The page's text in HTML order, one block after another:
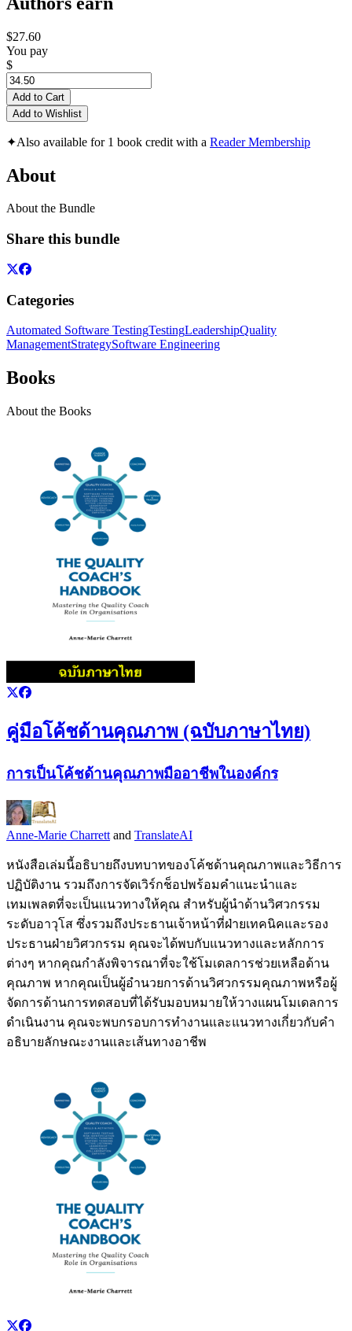
$27.60
You pay
$
Add to Cart
Add to Wishlist
✦Also available for 1 book credit with a Reader Membership
About
About the Bundle
Share this bundle
Categories
Automated Software TestingTestingLeadershipQuality
ManagementStrategySoftware Engineering
Books
About the Books
คู่มือโค้ชด้านคุณภาพ (ฉบับภาษาไทย)
การเป็นโค้ชด้านคุณภาพมืออาชีพในองค์กร
Anne-Marie Charrett and TranslateAI
หนังสือเล่มนี้อธิบายถึงบทบาทของโค้ชด้านคุณภาพและวิธีการ
ปฏิบัติงาน รวมถึงการจัดเวิร์กช็อปพร้อมคำแนะนำและ
เทมเพลตที่จะเป็นแนวทางให้คุณ สำหรับผู้นำด้านวิศวกรรม
ระดับอาวุโส ซึ่งรวมถึงประธานเจ้าหน้าที่ฝ่ายเทคนิคและรอง
ประธานฝ่ายวิศวกรรม คุณจะได้พบกับแนวทางและหลักการ
ต่างๆ หากคุณกำลังพิจารณาที่จะใช้โมเดลการช่วยเหลือด้าน
คุณภาพ หากคุณเป็นผู้อำนวยการด้านวิศวกรรมคุณภาพหรือผู้
จัดการด้านการทดสอบที่ได้รับมอบหมายให้วางแผนโมเดลการ
ดำเนินงาน คุณจะพบกรอบการทำงานและแนวทางเกี่ยวกับคำ
อธิบายลักษณะงานและเส้นทางอาชีพ